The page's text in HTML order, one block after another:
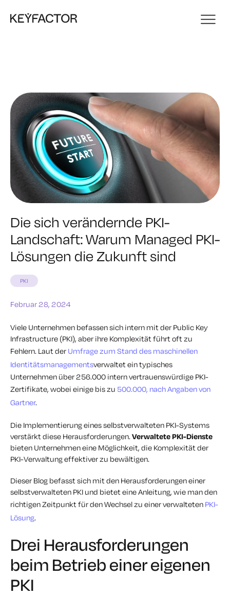
Die sich verändernde PKI-
Landschaft: Warum Managed PKI-
Lösungen die Zukunft sind
PKI
Februar 28, 2024
Viele Unternehmen befassen sich intern mit der Public Key
Infrastructure (PKI), aber ihre Komplexität führt oft zu
Fehlern. Laut der Umfrage zum Stand des maschinellen
Identitätsmanagementsverwaltet ein typisches
Unternehmen über 256.000 intern vertrauenswürdige PKI-
Zertifikate, wobei einige bis zu 500.000, nach Angaben von
Gartner.
Die Implementierung eines selbstverwalteten PKI-Systems
verstärkt diese Herausforderungen.Verwaltete PKI-Dienste
bieten Unternehmen eine Möglichkeit, die Komplexität der
PKI-Verwaltung effektiver zu bewältigen.
Dieser Blog befasst sich mit den Herausforderungen einer
selbstverwalteten PKI und bietet eine Anleitung, wie man den
richtigen Zeitpunkt für den Wechsel zu einer verwalteten PKI-
Lösung.
Drei Herausforderungen
beim Betrieb einer eigenen
PKI